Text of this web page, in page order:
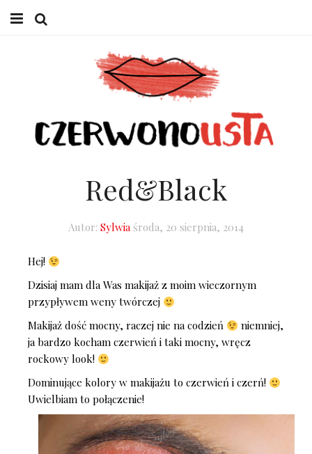
W GABINECIE
Red&Black
Autor: Sylwia środa, 20 sierpnia, 2014
Hej!
Dzisiaj mam dla Was makijaż z moim wieczornym
przypływem weny twórczej
Makijaż dość mocny, raczej nie na codzień
niemniej,
ja bardzo kocham czerwień i taki mocny, wręcz
rockowy look!
Dominujące kolory w makijażu to czerwień i czerń!
Uwielbiam to połączenie!